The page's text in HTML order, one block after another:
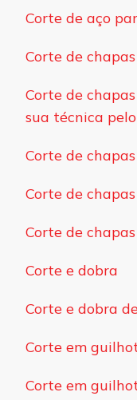
Corte de aço
Corte de
Corte de
sua técnica
Corte de
Corte de
Corte de
Corte e dobra
Corte e dobra
Corte em
Corte em